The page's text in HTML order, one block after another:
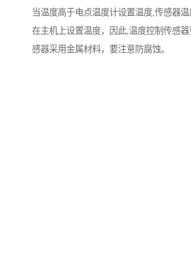
当温度高于电点温度计设置温度,传感器
在主机上设置温度，因此,温度控制传感
感器采用金属材料，要注意防腐蚀。